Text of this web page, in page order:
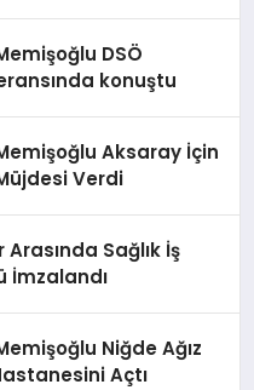
DSÖ
konuştu
Aksaray İçin
Verdi
Sağlık İş
İmzalandı
Niğde Ağız
Açtı